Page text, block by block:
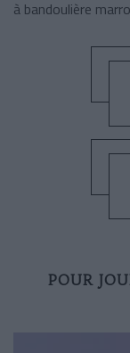
à bandoulière
POUR